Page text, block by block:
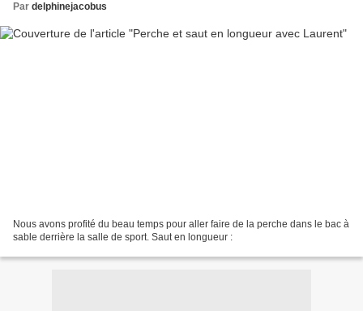
Par delphinejacobus
Nous avons profité du beau temps pour aller faire de la perche dans le bac à
sable derrière la salle de sport. Saut en longueur :